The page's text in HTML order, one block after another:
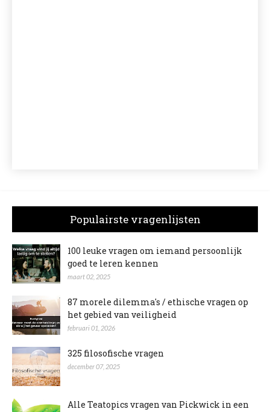
Populairste vragenlijsten
100 leuke vragen om iemand persoonlijk
goed te leren kennen
maart 02, 2025
87 morele dilemma's / ethische vragen op
het gebied van veiligheid
februari 01, 2026
325 filosofische vragen
december 07, 2025
Alle Teatopics vragen van Pickwick in een